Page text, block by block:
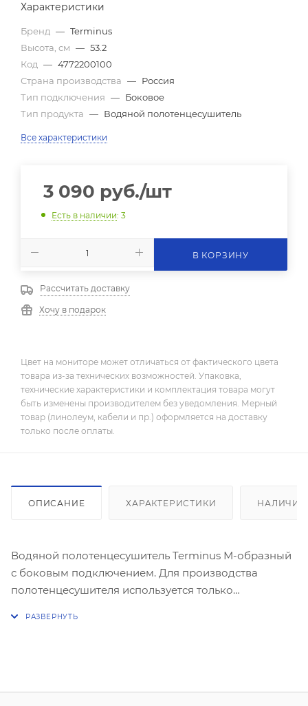
Характеристики
Бренд — Terminus
Высота, см — 53.2
Код — 4772200100
Страна производства — Россия
Тип подключения — Боковое
Тип продукта — Водяной полотенцесушитель
Все характеристики
3 090 руб./шт
Есть в наличии: 3
В КОРЗИНУ
Рассчитать доставку
Хочу в подарок
Цвет на мониторе может отличаться от фактического цвета
товара из-за технических возможностей. Упаковка,
технические характеристики и комплектация товара могут
быть изменены производителем без уведомления. Мерный
товар (линолеум, кабели и пр.) оформляется на доставку
только после оплаты.
ОПИСАНИЕ ХАРАКТЕРИСТИКИ НАЛИЧИЕ
Водяной полотенцесушитель Terminus М-образный
с боковым подключением. Для производства
полотенцесушителя используется только